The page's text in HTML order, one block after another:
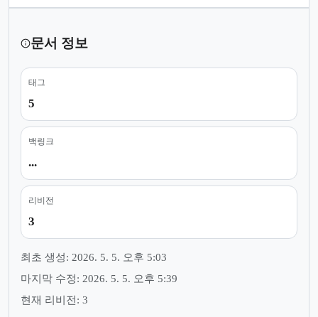
문서 정보
태그
5
백링크
...
리비전
3
최초 생성: 2026. 5. 5. 오후 5:03
마지막 수정: 2026. 5. 5. 오후 5:39
현재 리비전: 3